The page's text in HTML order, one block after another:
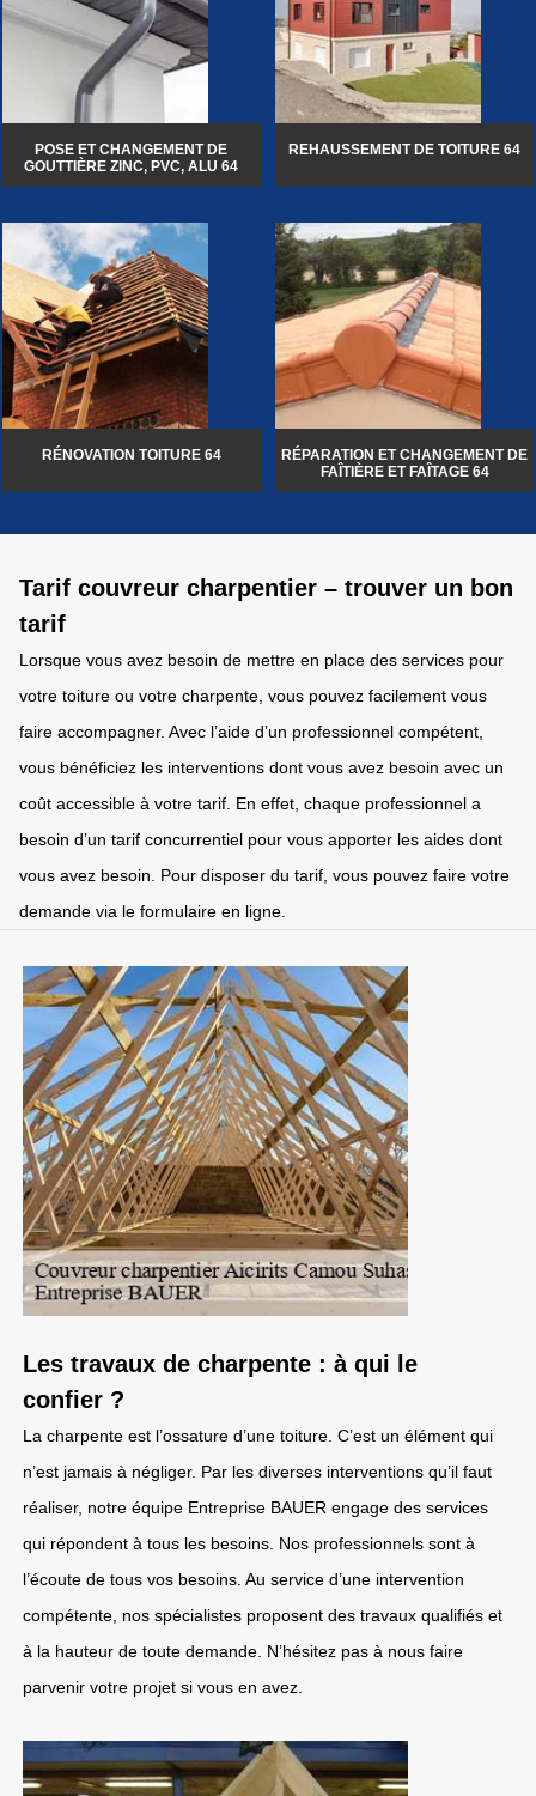
POSE ET CHANGEMENT DE
GOUTTIÈRE ZINC, PVC, ALU 64
REHAUSSEMENT DE TOITURE 64
RÉNOVATION TOITURE 64
RÉPARATION ET CHANGEMENT DE
FAÎTIÈRE ET FAÎTAGE 64
Tarif couvreur charpentier – trouver un bon
tarif
Lorsque vous avez besoin de mettre en place des services pour
votre toiture ou votre charpente, vous pouvez facilement vous
faire accompagner. Avec l’aide d’un professionnel compétent,
vous bénéficiez les interventions dont vous avez besoin avec un
coût accessible à votre tarif. En effet, chaque professionnel a
besoin d’un tarif concurrentiel pour vous apporter les aides dont
vous avez besoin. Pour disposer du tarif, vous pouvez faire votre
demande via le formulaire en ligne.
Les travaux de charpente : à qui le
confier ?
La charpente est l’ossature d’une toiture. C’est un élément qui
n’est jamais à négliger. Par les diverses interventions qu’il faut
réaliser, notre équipe Entreprise BAUER engage des services
qui répondent à tous les besoins. Nos professionnels sont à
l’écoute de tous vos besoins. Au service d’une intervention
compétente, nos spécialistes proposent des travaux qualifiés et
à la hauteur de toute demande. N’hésitez pas à nous faire
parvenir votre projet si vous en avez.